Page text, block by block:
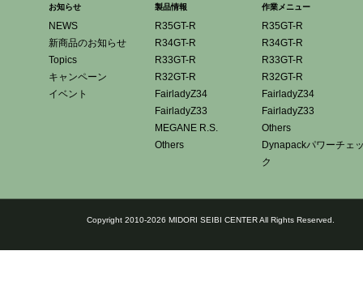
お知らせ
NEWS
新商品のお知らせ
Topics
キャンペーン
イベント
製品情報
R35GT-R
R34GT-R
R33GT-R
R32GT-R
FairladyZ34
FairladyZ33
MEGANE R.S.
Others
作業メニュー
R35GT-R
R34GT-R
R33GT-R
R32GT-R
FairladyZ34
FairladyZ33
Others
Dynapackパワーチェ
ク
Copyright 2010-2026 MIDORI SEIBI CENTER All Rights Reserved.